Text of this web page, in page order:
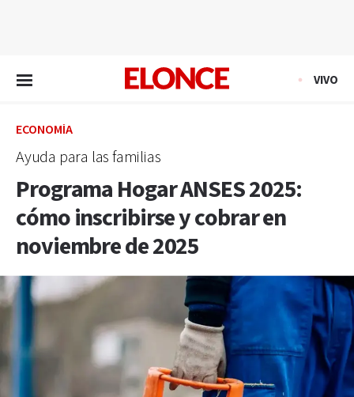
VIVO
ECONOMÍA
Ayuda para las familias
Programa Hogar ANSES 2025:
cómo inscribirse y cobrar en
noviembre de 2025